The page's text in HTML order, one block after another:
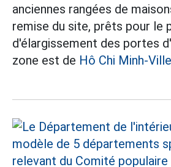
anciennes rangées de
remise du site, prêts pour le
d'élargissement des portes
zone est de Hô Chi Minh-